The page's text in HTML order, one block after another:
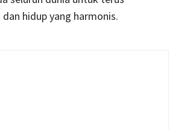
hidup yang harmonis.